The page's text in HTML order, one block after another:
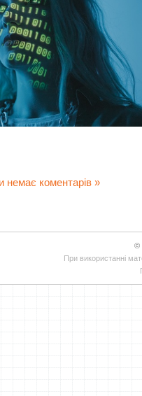
немає коментарів »
©
При використанні